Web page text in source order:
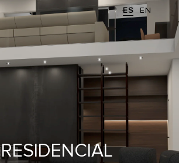
RESIDENCIAL
ES EN